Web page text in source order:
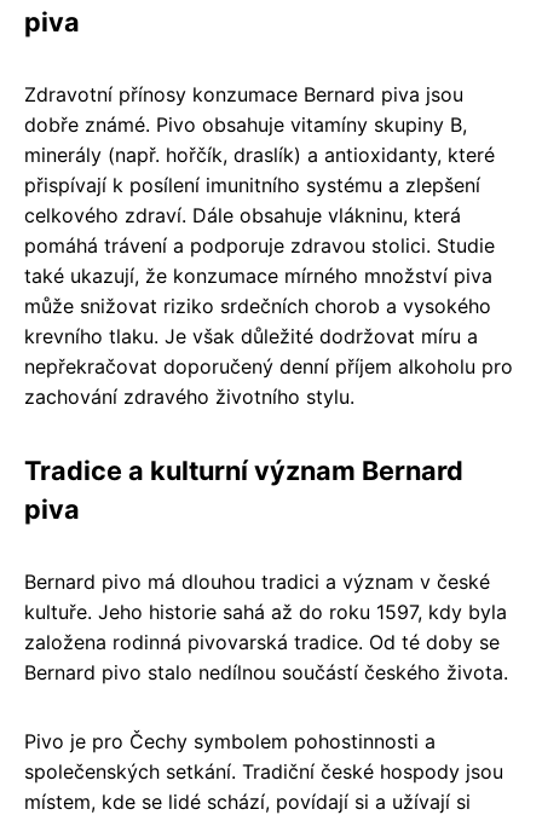
piva
Zdravotní přínosy konzumace Bernard piva jsou
dobře známé. Pivo obsahuje vitamíny skupiny B,
minerály (např. hořčík, draslík) a antioxidanty, které
přispívají k posílení imunitního systému a zlepšení
celkového zdraví. Dále obsahuje vlákninu, která
pomáhá trávení a podporuje zdravou stolici. Studie
také ukazují, že konzumace mírného množství piva
může snižovat riziko srdečních chorob a vysokého
krevního tlaku. Je však důležité dodržovat míru a
nepřekračovat doporučený denní příjem alkoholu pro
zachování zdravého životního stylu.
Tradice a kulturní význam Bernard
piva
Bernard pivo má dlouhou tradici a význam v české
kultuře. Jeho historie sahá až do roku 1597, kdy byla
založena rodinná pivovarská tradice. Od té doby se
Bernard pivo stalo nedílnou součástí českého života.
Pivo je pro Čechy symbolem pohostinnosti a
společenských setkání. Tradiční české hospody jsou
místem, kde se lidé schází, povídají si a užívají si